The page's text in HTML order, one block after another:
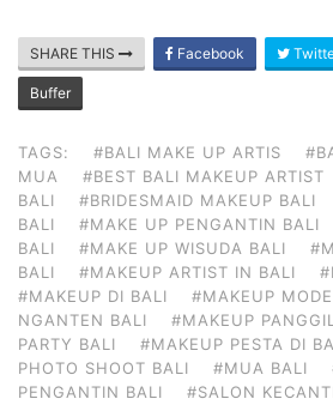
SHARE THIS Facebook
Buffer
TAGS: #BALI MAKE UP ARTIS
MUA
#BEST BALI MAKEUP ARTIST
BALI
#BRIDESMAID MAKEUP BALI
BALI
#MAKE UP PENGANTIN BALI
BALI
#MAKE UP WISUDA BALI
BALI
#MAKEUP ARTIST IN BALI
#MAKEUP DI BALI
#MAKEUP
NGANTEN BALI
#MAKEUP
PARTY BALI
#MAKEUP PESTA DI
PHOTO SHOOT BALI
#MUA BALI
PENGANTIN BALI
#SALON